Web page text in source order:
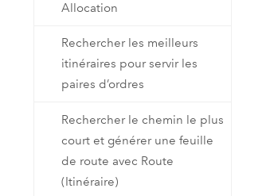
Allocation
Rechercher les meilleurs
itinéraires pour servir les
paires d’ordres
Rechercher le chemin le plus
court et générer une feuille
de route avec Route
(Itinéraire)